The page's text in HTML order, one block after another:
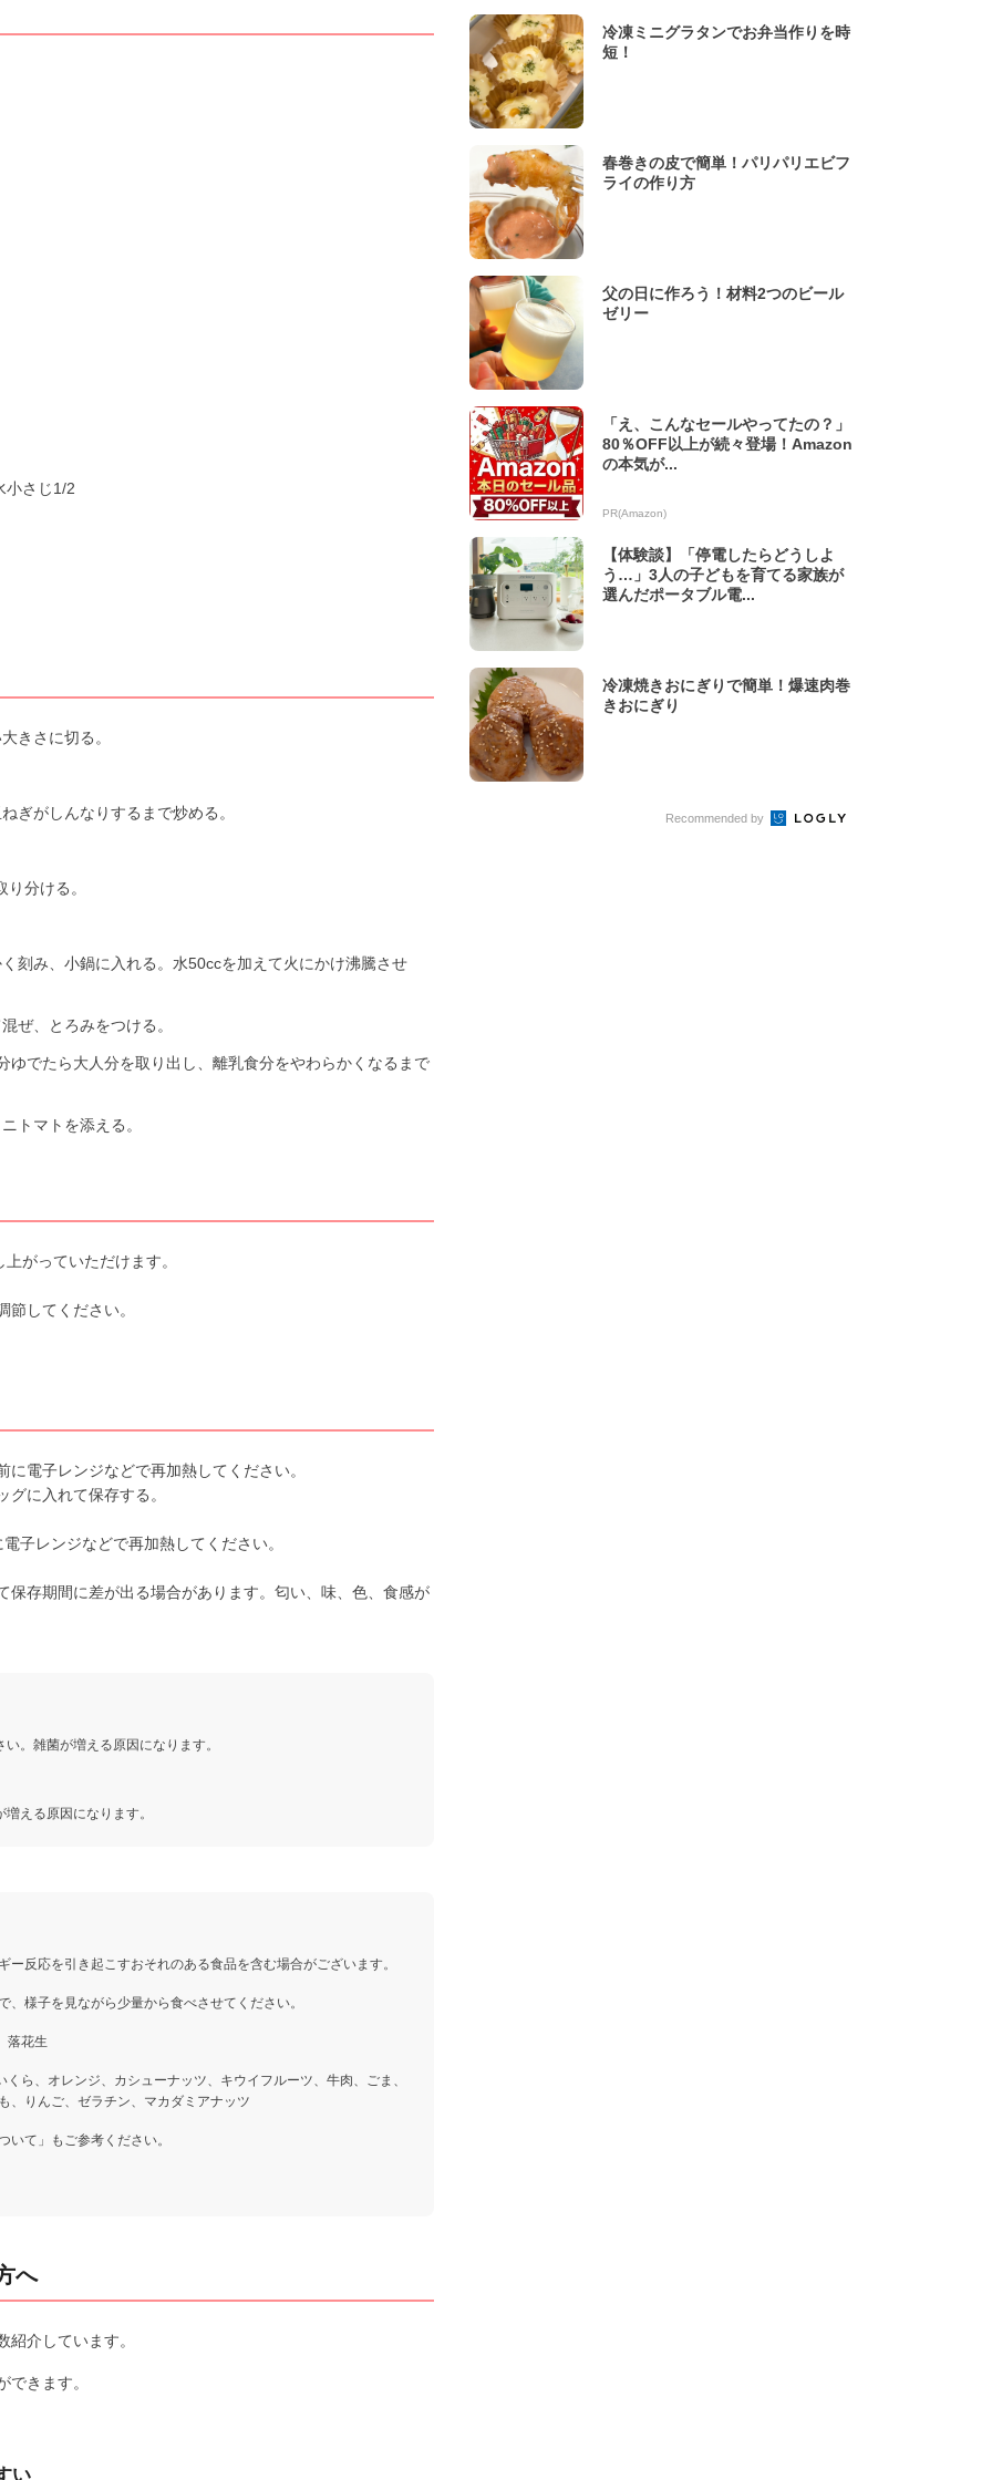
さじ1/2
きさに切る。
ぎがしんなりするまで炒める。
分ける。
刻み、小鍋に入れる。水50ccを加えて火にかけ沸騰させ
ぜ、とろみをつける。
ゆでたら大人分を取り出し、離乳食分をやわらかくなるまで
トマトを添える。
がっていただけます。
してください。
電子レンジなどで再加熱してください。
に入れて保存する。
子レンジなどで再加熱してください。
存期間に差が出る場合があります。匂い、味、色、食感が
。雑菌が増える原因になります。
える原因になります。
反応を引き起こすおそれのある食品を含む場合がございます。
様子を見ながら少量から食べさせてください。
落花生
ら、オレンジ、カシューナッツ、キウイフルーツ、牛肉、ごま、
、りんご、ゼラチン、マカダミアナッツ
て」もご参考ください。
へ
介しています。
きます。
い
冷凍ミニグラタンでお弁当作りを時
短！
春巻きの皮で簡単！パリパリエビフ
ライの作り方
父の日に作ろう！材料2つのビール
ゼリー
「え、こんなセールやってたの？」
80％OFF以上が続々登場！Amazon
の本気が...
PR(Amazon)
【体験談】「停電したらどうしよ
う…」3人の子どもを育てる家族が
選んだポータブル電...
冷凍焼きおにぎりで簡単！爆速肉巻
きおにぎり
Recommended by